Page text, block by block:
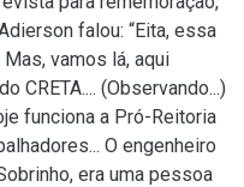
falou: “Eita, essa
vamos lá, aqui
CRETA.... (Observando...)
funciona a Pró-Reitoria
O engenheiro
era uma pessoa